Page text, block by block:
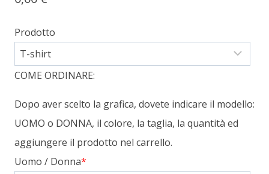
Prodotto
COME ORDINARE:
Dopo aver scelto la grafica, dovete indicare il modello:
UOMO o DONNA, il colore, la taglia, la quantità ed
aggiungere il prodotto nel carrello.
*
Uomo / Donna